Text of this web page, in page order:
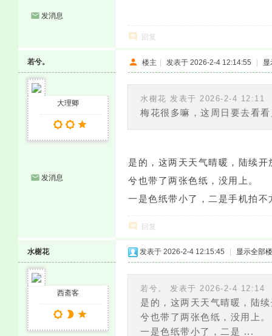
发消息
回复
若兮。
大理卿
发消息
楼主 | 发表于 2026-2-4 12:14:55 | 显
水榭花 发表于 2026-2-4 12:11
梅花很多嘛，这周日要去看
是的，这两天天气晴暖，陆续
兮也带了两张色纸，没用上。
一是色纸带小了，二是手机拍
回复
水榭花
西斋客
发表于 2026-2-4 12:15:45 显示全部
若兮。 发表于 2026-2-4 12:14
是的，这两天天气晴暖，陆
兮也带了两张色纸，没用上。
一是色纸带小了，二是 ...